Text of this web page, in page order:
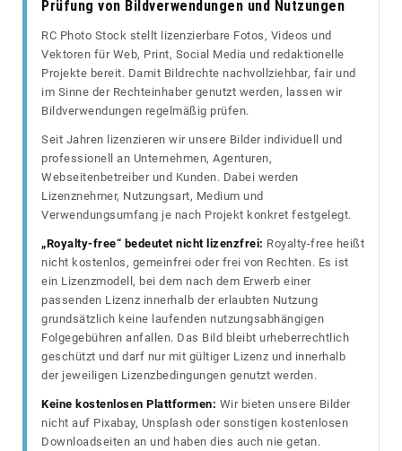
Prüfung von Bildverwendungen und Nutzungen
RC Photo Stock stellt lizenzierbare Fotos, Videos und
Vektoren für Web, Print, Social Media und redaktionelle
Projekte bereit. Damit Bildrechte nachvollziehbar, fair und
im Sinne der Rechteinhaber genutzt werden, lassen wir
Bildverwendungen regelmäßig prüfen.
Seit Jahren lizenzieren wir unsere Bilder individuell und
professionell an Unternehmen, Agenturen,
Webseitenbetreiber und Kunden. Dabei werden
Lizenznehmer, Nutzungsart, Medium und
Verwendungsumfang je nach Projekt konkret festgelegt.
„Royalty-free“ bedeutet nicht lizenzfrei: Royalty-free heißt
nicht kostenlos, gemeinfrei oder frei von Rechten. Es ist
ein Lizenzmodell, bei dem nach dem Erwerb einer
passenden Lizenz innerhalb der erlaubten Nutzung
grundsätzlich keine laufenden nutzungsabhängigen
Folgegebühren anfallen. Das Bild bleibt urheberrechtlich
geschützt und darf nur mit gültiger Lizenz und innerhalb
der jeweiligen Lizenzbedingungen genutzt werden.
Keine kostenlosen Plattformen: Wir bieten unsere Bilder
nicht auf Pixabay, Unsplash oder sonstigen kostenlosen
Downloadseiten an und haben dies auch nie getan.